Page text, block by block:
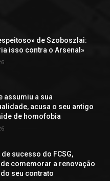
de Szoboszlai:
isso contra o Arsenal»
assumiu a sua
acusa o seu antigo
de homofobia
sucesso do FCSG,
comemorar a renovação
seu contrato